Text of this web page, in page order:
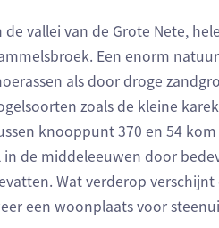
de vallei van de Grote Nete,
Een enorm
als door droge
zoals de kleine
knooppunt 370 en 54
in de middeleeuwen door
Wat verderop
een woonplaats voor